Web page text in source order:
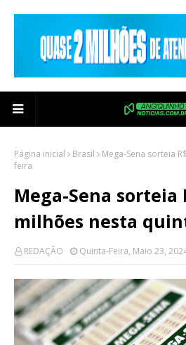
Página inicial Brasil
Mega-Sena sorteia
feira
Mega-Sena sorteia
milhões nesta
REDAÇÃO Quinta-Feira, Maio 23,